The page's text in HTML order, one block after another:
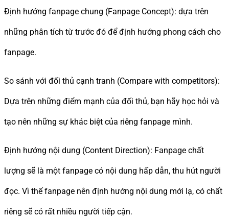
Định hướng fanpage chung (Fanpage Concept): dựa trên
những phân tích từ trước đó để định hướng phong cách cho
fanpage.
So sánh với đối thủ cạnh tranh (Compare with competitors):
Dựa trên những điểm mạnh của đối thủ, bạn hãy học hỏi và
tạo nên những sự khác biệt của riêng fanpage mình.
Định hướng nội dung (Content Direction): Fanpage chất
lượng sẽ là một fanpage có nội dung hấp dẫn, thu hút người
đọc. Vì thế fanpage nên định hướng nội dung mới lạ, có chất
riêng sẽ có rất nhiều người tiếp cận.